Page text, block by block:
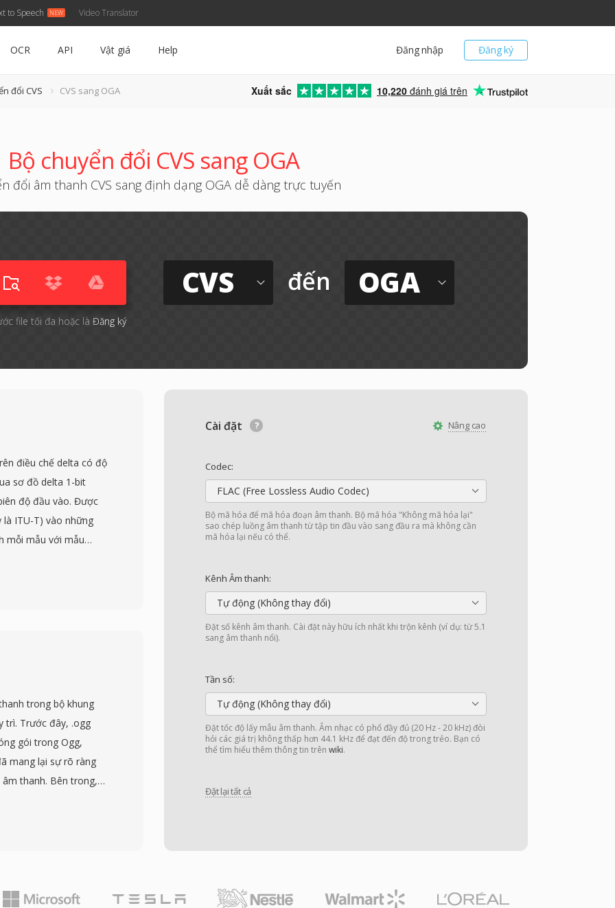
to Speech Video Translator
Đăng ký
Đăng nhập
OCR API Vật giá Help
đổi CVS CVS sang OGA Xuất sắc 10,220 đánh giá trên
Bộ chuyển đổi CVS sang OGA
đổi âm thanh CVS sang định dạng OGA dễ dàng trực tuyến
file tối đa hoặc là Đăng ký
CVS đến OGA
Nâng cao
Cài đặt
Codec:
FLAC (Free Lossless Audio Codec)
Bộ mã hóa để mã hóa đoạn âm thanh. Bộ mã hóa "Không mã hóa lại"
sao chép luồng âm thanh từ tập tin đầu vào sang đầu ra mà không cần
mã hóa lại nếu có thể.
Kênh Âm thanh:
Tự động (Không thay đổi)
Đặt số kênh âm thanh. Cài đặt này hữu ích nhất khi trộn kênh (ví dụ: từ 5.1
sang âm thanh nổi).
Tần số:
Tự động (Không thay đổi)
Đặt tốc độ lấy mẫu âm thanh. Âm nhạc có phổ đầy đủ (20 Hz - 20 kHz) đòi
hỏi các giá trị không thấp hơn 44.1 kHz để đạt đến độ trong trẻo. Bạn có
thể tìm hiểu thêm thông tin trên wiki.
Đặt lại tất cả
điều chế delta có độ
sơ đồ delta 1-bit
độ đầu vào. Được
là ITU-T) vào những
mỗi mẫu với mẫu
giảm — với biên
tối thiểu, thiết yếu
trên các tín hiệu thay
nhận được trong
rộng hiện đại đã thay
và vai trò hẹp trong
nhúng.
trong bộ khung
trì. Trước đây, .ogg
gói trong Ogg,
mang lại sự rõ ràng
thanh. Bên trong,
hóa bằng Vorbis,
tìm track video, giúp